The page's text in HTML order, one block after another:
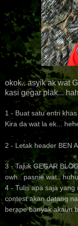
okok.. asyik ak wat
kasi gegar plak...
1 - Buat satu entri khas
Kira da wat la ek...
2 - Letak header BEN
3 -Tajuk GEGAR
owh.. pasnie wat.. huhu
4 - Tulis apa saja
contest akan datang
berape banyak akaun